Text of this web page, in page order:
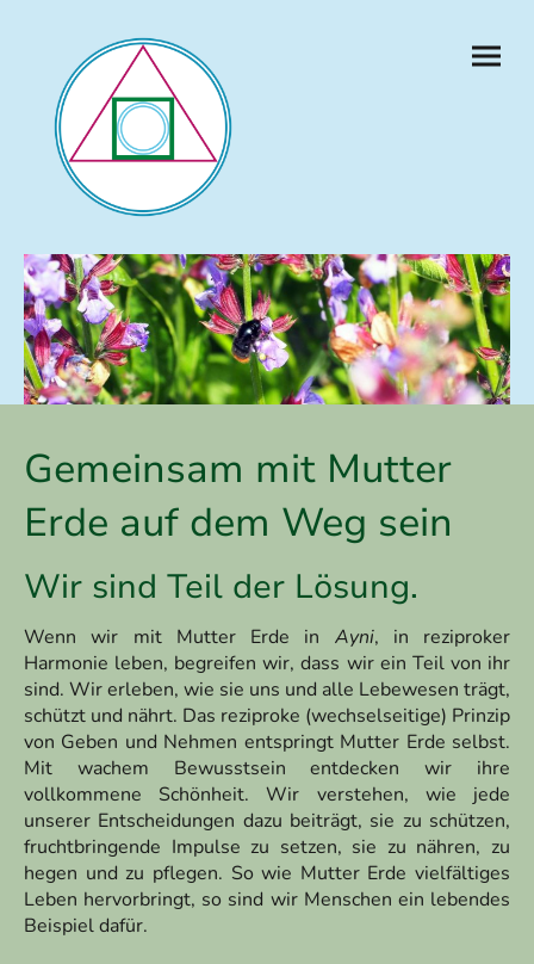
Gemeinsam mit Mutter
Erde auf dem Weg sein
Wir sind Teil der Lösung.
Wenn wir mit Mutter Erde in Ayni, in reziproker
Harmonie leben, begreifen wir, dass wir ein Teil von ihr
sind. Wir erleben, wie sie uns und alle Lebewesen trägt,
schützt und nährt. Das reziproke (wechselseitige) Prinzip
von Geben und Nehmen entspringt Mutter Erde selbst.
Mit wachem Bewusstsein entdecken wir ihre
vollkommene Schönheit. Wir verstehen, wie jede
unserer Entscheidungen dazu beiträgt, sie zu schützen,
fruchtbringende Impulse zu setzen, sie zu nähren, zu
hegen und zu pflegen. So wie Mutter Erde vielfältiges
Leben hervorbringt, so sind wir Menschen ein lebendes
Beispiel dafür.